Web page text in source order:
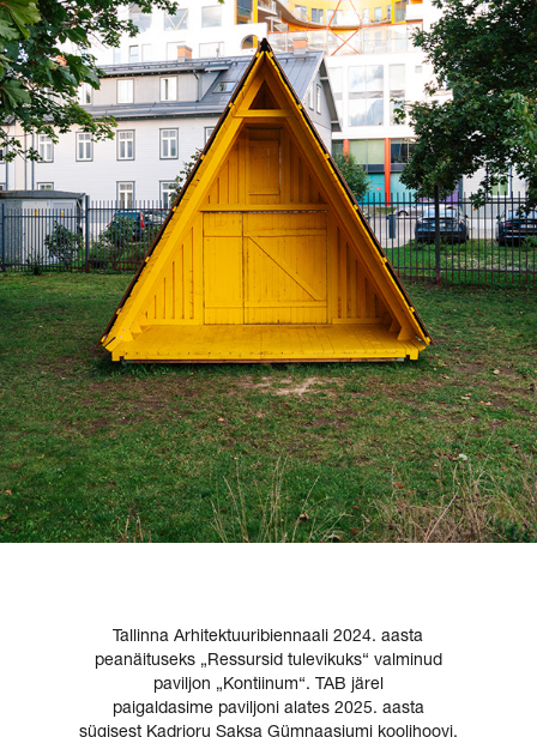
Tallinna Arhitektuuribiennaali 2024. aasta
peanäituseks „Ressursid tulevikuks“ valminud
paviljon „Kontiinum“. TAB järel
paigaldasime paviljoni alates 2025. aasta
sügisest Kadrioru Saksa Gümnaasiumi koolihoovi.